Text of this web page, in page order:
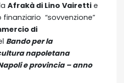
Afrakà di Lino Vairetti e
finanziario “sovvenzione”
di
Bando per la
napoletana
e provincia – anno